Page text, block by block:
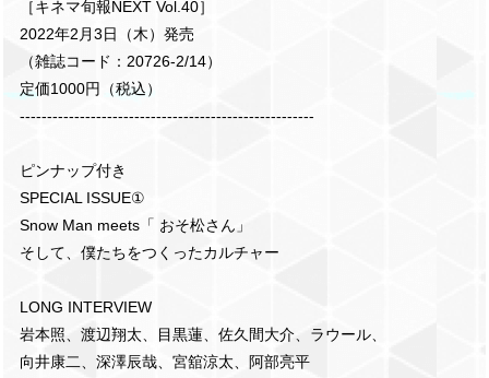
［キネマ旬報NEXT Vol.40］
2022年2月3日（木）発売
（雑誌コード：20726-2/14）
定価1000円（税込）
------------------------------------------------------
ピンナップ付き
SPECIAL ISSUE①
Snow Man meets「 おそ松さん」
そして、僕たちをつくったカルチャー
LONG INTERVIEW
岩本照、渡辺翔太、目黒蓮、佐久間大介、ラウール、
向井康二、深澤辰哉、宮舘涼太、阿部亮平